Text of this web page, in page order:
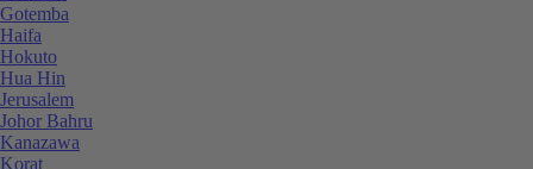
Gotemba
Haifa
Hokuto
Hua Hin
Jerusalem
Johor Bahru
Kanazawa
Korat